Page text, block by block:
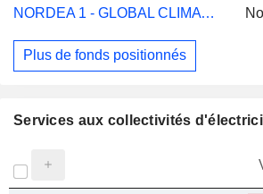
NORDEA 1 - GLOBAL CLIMATE & ENVIR BP EUR
Plus de fonds positionnés
Services aux collectivités